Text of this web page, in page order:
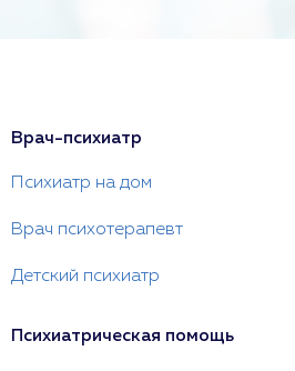
Врач-психиатр
Психиатр на дом
Врач психотерапевт
Детский психиатр
Психиатрическая помощь